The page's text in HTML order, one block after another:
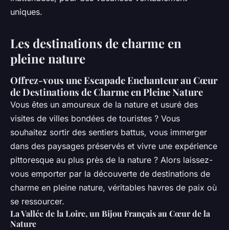
uniques.
Les destinations de charme en
pleine nature
Offrez-vous une Escapade Enchanteur au Cœur
de Destinations de Charme en Pleine Nature
Vous êtes un amoureux de la nature et usuré des
visites de villes bondées de touristes ? Vous
souhaitez sortir des sentiers battus, vous immerger
dans des paysages préservés et vivre une expérience
pittoresque au plus près de la nature ? Alors laissez-
vous emporter par la découverte de destinations de
charme en pleine nature, véritables havres de paix où
se ressourcer.
La Vallée de la Loire, un Bijou Français au Cœur de la
Nature